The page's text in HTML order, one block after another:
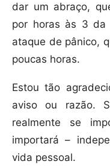
dar um abraço,
por horas às 3 da
ataque de pânico,
poucas horas.
Estou tão
aviso ou razão.
realmente se
importará –
vida pessoal.